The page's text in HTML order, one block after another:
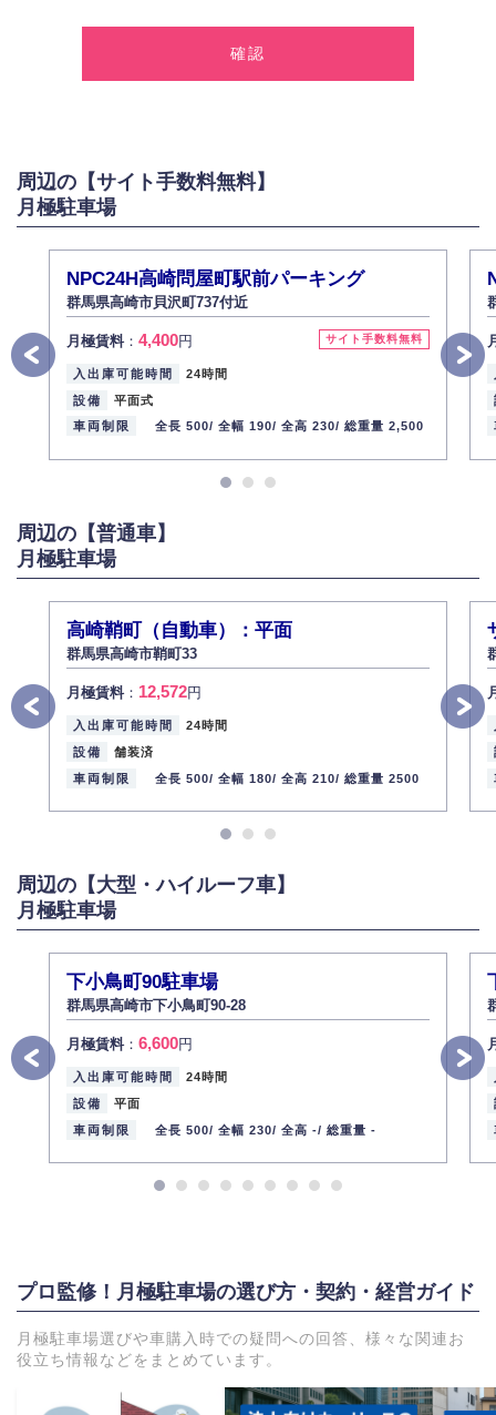
2.個人情報の利用
お問い合わせに対する回答、資料等の送付
採用に関する回答、情報の提供
弊社は取り扱う個人情報の外部への漏洩を防止し、その利用目的に応じて
適切かつ安全に管理します。
4.個人情報の第三者提供
法的義務など正当な理由に基づく要請があった場合を除き、お客様の個人
情報をご本人の同意なく第三者に提供いたしません。
5.個人情報の開示・訂正・削除
お客様ご本人から自己の個人情報開示の請求があった場合、すみやかに開
ん）。
また、個人情報の内容に誤りがあり、ご本人から訂正・追加・削除の請求
6.個人情報管理の社内教育
弊社社員全員が、個人情報の取り扱いについての重要性を理解し、より適
切に管理するよう社内教育を実施してまいります。
代表取締役社長 野口 幸男
周辺の【サイト手数料無料】
月極駐車場
NPC24H高崎問屋町駅前パーキング
群馬県高崎市貝沢町737付近
サイト手数料無料
月極賃料： 4,400円
入出庫可能時間
24時間
設備
平面式
車両制限
全長 500/ 全幅 190/ 全高 230/ 総重量 2,500
周辺の【普通車】
月極駐車場
高崎鞘町（自動車）：平面
群馬県高崎市鞘町33
月極賃料： 12,572円
入出庫可能時間
24時間
設備
舗装済
車両制限
全長 500/ 全幅 180/ 全高 210/ 総重量 2500
周辺の【大型・ハイルーフ車】
月極駐車場
下小鳥町90駐車場
群馬県高崎市下小鳥町90-28
月極賃料： 6,600円
入出庫可能時間
24時間
設備
平面
車両制限
全長 500/ 全幅 230/ 全高 -/ 総重量 -
プロ監修！月極駐車場の選び方・契約・経営ガイド
月極駐車場選びや車購入時での疑問への回答、様々な関連お
役立ち情報などをまとめています。